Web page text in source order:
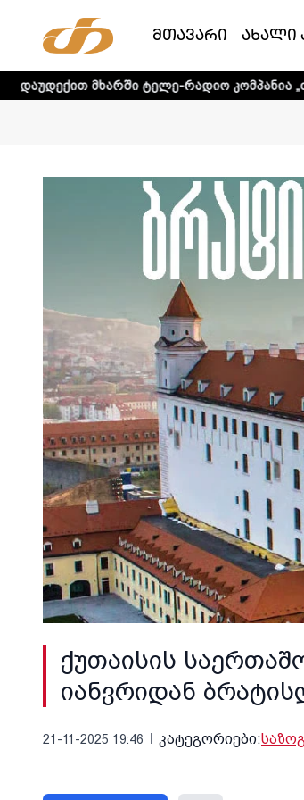
მთავარი ახალი
ტელე-რადიო კომპანია „თრიალეთს! -
ქუთაისის
იანვრიდან
21-11-2025 19:46 კატეგორიები: